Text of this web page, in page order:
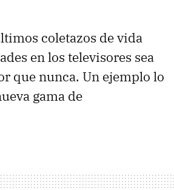
coletazos de vida
en los televisores sea
que nunca. Un ejemplo lo
gama de